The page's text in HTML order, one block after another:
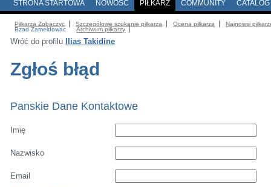
STRONA STARTOWA NOWOSC PIŁKARZ COMMUNITY CATALOG
Piłkarza Zobaczyc Szczegółowe szukanie piłkarza Ocena piłkarza
Najnowsi
Bzad Zameldowac
Archiwum piłkarzy
Wróć do profilu Ilias Takidine
Zgłoś błąd
Panskie Dane Kontaktowe
Imię
Nazwisko
Email